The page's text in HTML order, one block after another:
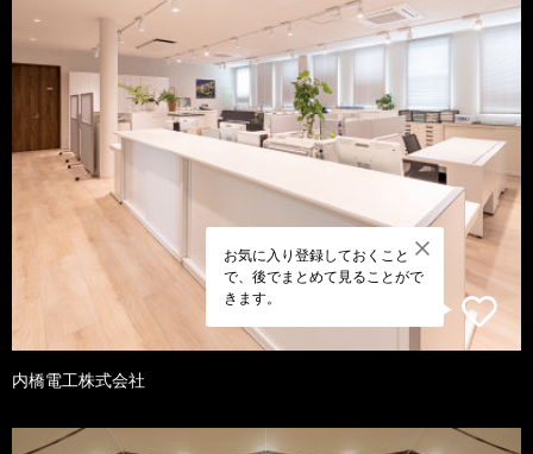
お気に入り登録しておくこと
で、後でまとめて見ることがで
きます。
内橋電工株式会社